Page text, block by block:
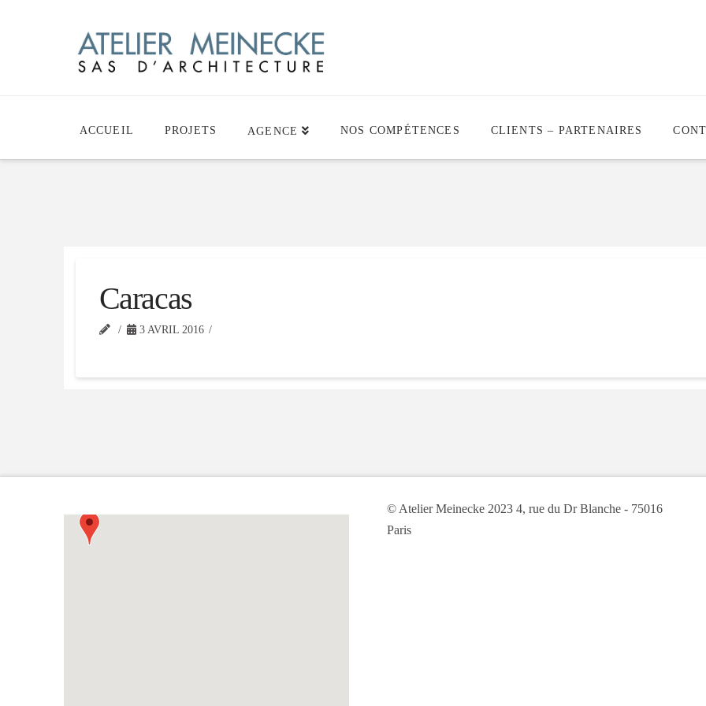
ACCUEIL PROJETS AGENCE NOS COMPÉTENCES CLIENTS – PARTENAIRES
Caracas
3 AVRIL 2016
© Atelier Meinecke 2023 4, rue du Dr Blanche - 75016
Paris